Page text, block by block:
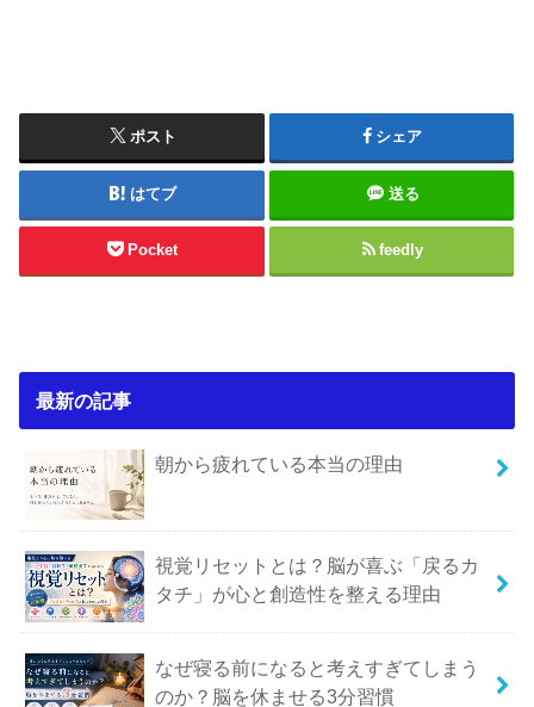
ポスト シェア
はてブ 送る
Pocket feedly
最新の記事
朝から疲れている本当の理由
視覚リセットとは？脳が喜ぶ「戻るカ
タチ」が心と創造性を整える理由
なぜ寝る前になると考えすぎてしまう
のか？脳を休ませる3分習慣